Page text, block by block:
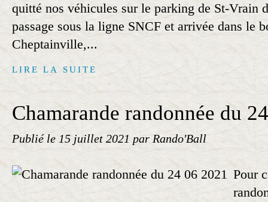
quitté nos véhicules sur le parking de St-Vrain
passage sous la ligne SNCF et arrivée dans le
Cheptainville,...
LIRE LA SUITE
Chamarande randonnée du
Publié le 15 juillet 2021 par Rando'Ball
Pour